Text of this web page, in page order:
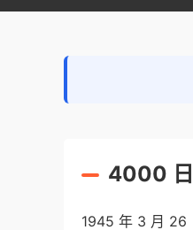
4000 日
1945 年 3 月 26